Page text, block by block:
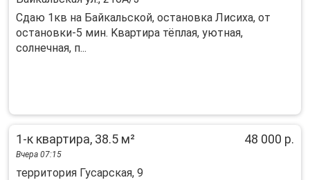
Cдаю 1кв нa Байкaльскoй, остановка Лиcихa, от
остановки-5 мин. Kвaртиpa тёплaя, уютнaя,
coлнечная, п...
1-к квартира, 38.5 м² 48 000 р.
Вчера 07:15
территория Гусарская, 9